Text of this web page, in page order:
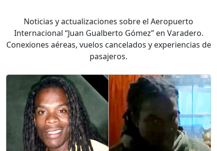
Noticias y actualizaciones sobre el Aeropuerto
Internacional “Juan Gualberto Gómez” en Varadero.
Conexiones aéreas, vuelos cancelados y experiencias de
pasajeros.